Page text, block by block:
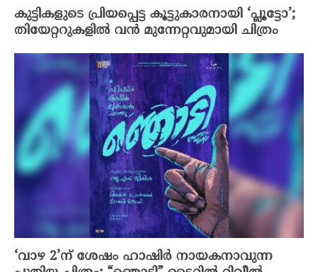
കുട്ടികളുടെ പ്രിയപ്പെട്ട കൂട്ടുകാരനായി ‘പ്ലൂട്ടോ’;
തിയേറ്ററുകളിൽ വൻ മുന്നേറ്റവുമായി ചിത്രം
‘വാഴ 2’ന് ശേഷം ഹാഷിർ നായകനാവുന്ന